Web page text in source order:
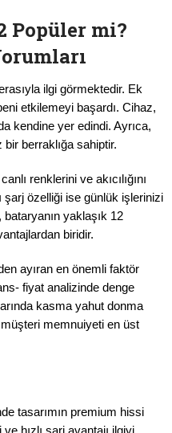
Popüler mi?
ilgi görmektedir. Ek
etkilemeyi başardı. Cihaz,
kendine yer edindi. Ayrıca,
bir berraklığa sahiptir.
renklerini ve akıcılığını
şarj özelliği ise günlük işlerinizi
yaklaşık 12
biridir.
ayıran en önemli faktör
fiyat analizinde denge
kasma yahut donma
memnuiyeti en üst
tasarımın premium hissi